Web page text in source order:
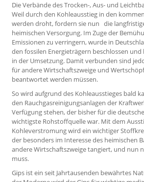
Die Verbände des Trocken-, Aus- und
Weil durch den Kohleausstieg in den
werden droht, fordern sie nun die
heimischen Versorgung. Im Zuge der
Emissionen zu verringern, wurde in
den fossilen Energieträgern beschlossen
in der Umsetzung. Damit verbunden sind
für andere Wirtschaftszweige und
beantwortet werden müssen.
So wird aufgrund des Kohleausstieges bald
den Rauchgasreinigungsanlagen der
Verfügung stehen, der bisher für die
wichtigste Rohstoffquelle war. Mit dem
Kohleverstromung wird ein wichtiger
der besonders im Interesse des heimischen
andere Wirtschaftszweige tangiert, und nun
muss.
Gips ist ein seit Jahrtausenden bewährtes